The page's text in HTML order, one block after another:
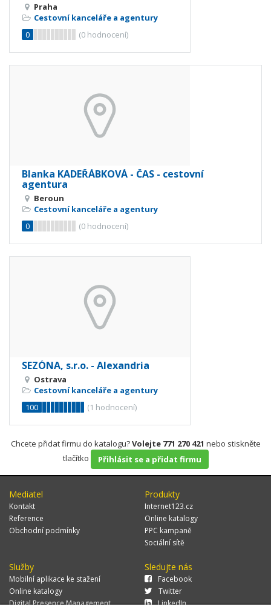
Praha
Cestovní kanceláře a agentury
0
(0 hodnocení)
Blanka KADEŘÁBKOVÁ - ČAS - cestovní
agentura
Beroun
Cestovní kanceláře a agentury
0
(0 hodnocení)
SEZÓNA, s.r.o. - Alexandria
Ostrava
Cestovní kanceláře a agentury
100
(1 hodnocení)
Chcete přidat firmu do katalogu?Volejte 771 270 421 nebo stiskněte
tlačítko
Přihlásit se a přidat firmu
Mediatel
Kontakt
Reference
Obchodní podmínky
Produkty
Internet123.cz
Online katalogy
PPC kampaně
Sociální sítě
Služby
Mobilní aplikace ke stažení
Online katalogy
Digital Presence Management
Sledujte nás
Facebook
Twitter
LinkedIn